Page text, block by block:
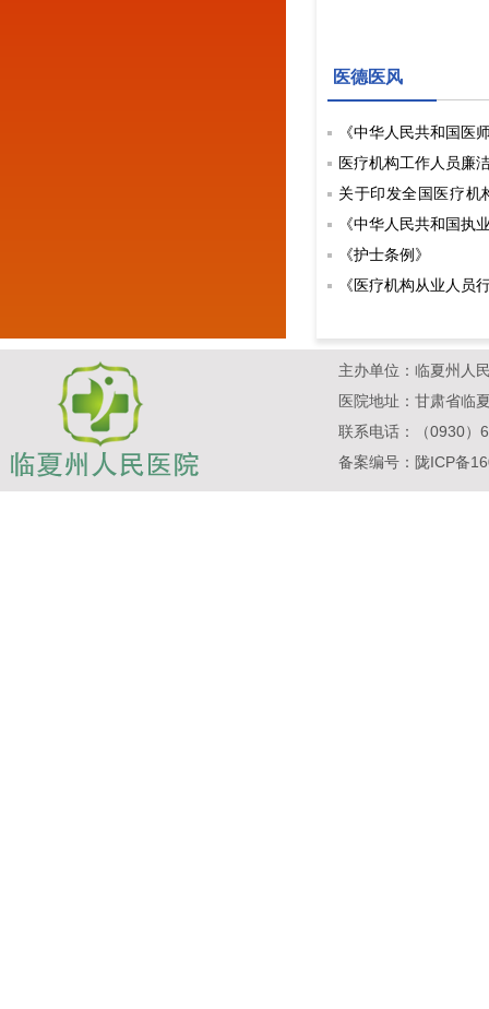
题集中整治
国务院召开第四次
医德医风
《中华人民共和国医
医疗机构工作人员廉
关于印发全国医疗机
计划（2021-2024年）
《中华人民共和国执
《护士条例》
《医疗机构从业人员
主办单位：临夏州人
医院地址：甘肃省临
联系电话：（0930）
备案编号： 陇ICP备